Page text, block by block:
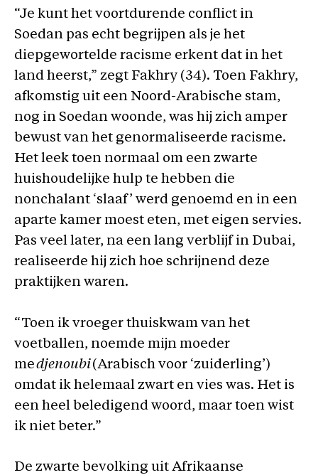
“Je kunt het voortdurende conflict in
Soedan pas echt begrijpen als je het
diepgewortelde racisme erkent dat in het
land heerst,” zegt Fakhry (34). Toen Fakhry,
afkomstig uit een Noord-Arabische stam,
nog in Soedan woonde, was hij zich amper
bewust van het genormaliseerde racisme.
Het leek toen normaal om een zwarte
huishoudelijke hulp te hebben die
nonchalant ‘slaaf’ werd genoemd en in een
aparte kamer moest eten, met eigen servies.
Pas veel later, na een lang verblijf in Dubai,
realiseerde hij zich hoe schrijnend deze
praktijken waren.
“Toen ik vroeger thuiskwam van het
voetballen, noemde mijn moeder
medjenoubi(Arabisch voor ‘zuiderling’)
omdat ik helemaal zwart en vies was. Het is
een heel beledigend woord, maar toen wist
ik niet beter.”
De zwarte bevolking uit Afrikaanse